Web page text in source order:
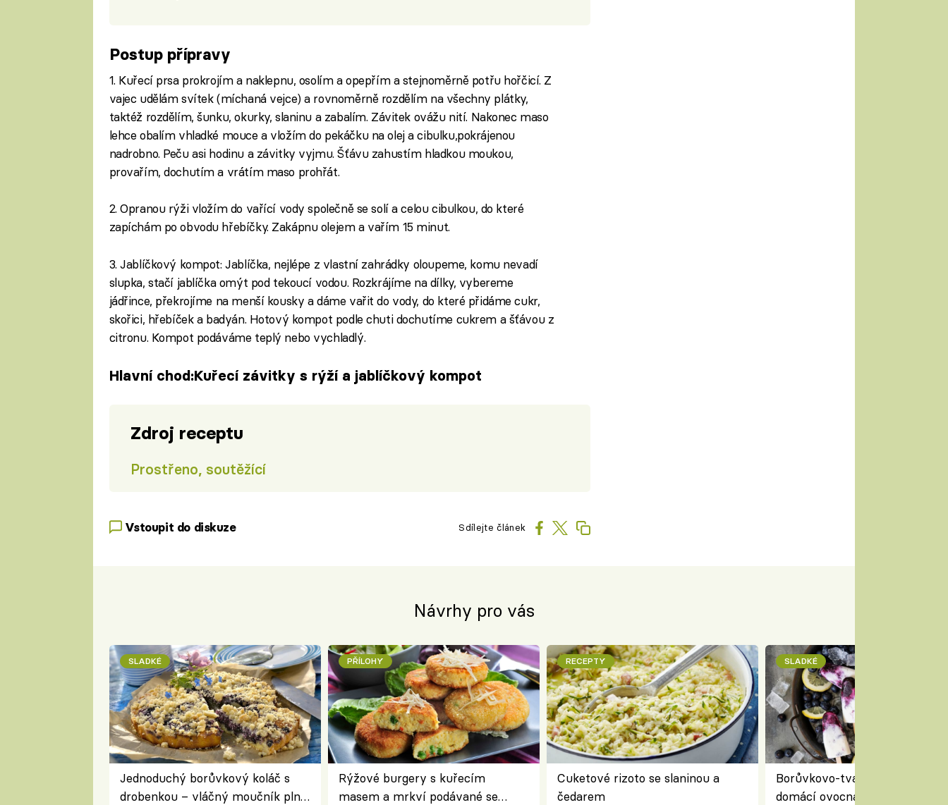
Postup přípravy
1. Kuřecí prsa prokrojím a naklepnu, osolím a opepřím a stejnoměrně potřu hořčicí. Z
vajec udělám svítek (míchaná vejce) a rovnoměrně rozdělím na všechny plátky,
taktéž rozdělím, šunku, okurky, slaninu a zabalím. Závitek ovážu nití. Nakonec maso
lehce obalím vhladké mouce a vložím do pekáčku na olej a cibulku,pokrájenou
nadrobno. Peču asi hodinu a závitky vyjmu. Šťávu zahustím hladkou moukou,
provařím, dochutím a vrátím maso prohřát.
2. Opranou rýži vložím do vařící vody společně se solí a celou cibulkou, do které
zapíchám po obvodu hřebíčky. Zakápnu olejem a vařím 15 minut.
3. Jablíčkový kompot: Jablíčka, nejlépe z vlastní zahrádky oloupeme, komu nevadí
slupka, stačí jablíčka omýt pod tekoucí vodou. Rozkrájíme na dílky, vybereme
jádřince, překrojíme na menší kousky a dáme vařit do vody, do které přidáme cukr,
skořici, hřebíček a badyán. Hotový kompot podle chuti dochutíme cukrem a šťávou z
citronu. Kompot podáváme teplý nebo vychladlý.
Hlavní chod:Kuřecí závitky s rýží a jablíčkový kompot
Zdroj receptu
Prostřeno, soutěžící
Vstoupit do diskuze Sdílejte článek
Návrhy pro vás
SLADKÉ
Jednoduchý borůvkový koláč s
drobenkou – vláčný moučník plný
PŘÍLOHY
Rýžové burgery s kuřecím
masem a mrkví podávané se
RECEPTY
Cuketové rizoto se slaninou a
čedarem
SLADKÉ
Borůvkovo-tvarohové nanuky
domácí ovocná zmrzlina na